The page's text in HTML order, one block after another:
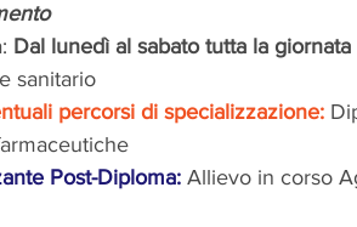
Dal lunedì al sabato tutta la giornata
sanitario
percorsi di specializzazione:
Post-Diploma: Allievo in corso